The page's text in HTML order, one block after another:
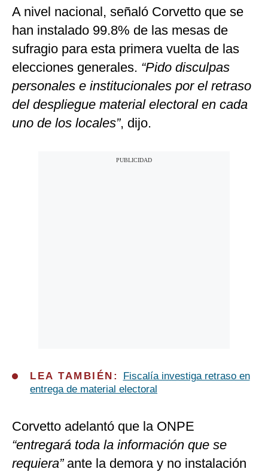
A nivel nacional, señaló Corvetto que se
han instalado 99.8% de las mesas de
sufragio para esta primera vuelta de las
elecciones generales. “Pido disculpas
personales e institucionales por el retraso
del despliegue material electoral en cada
uno de los locales”, dijo.
LEA TAMBIÉN:
Fiscalía investiga retraso en
entrega de material electoral
Corvetto adelantó que la ONPE
“entregará toda la información que se
requiera”ante la demora y no instalación